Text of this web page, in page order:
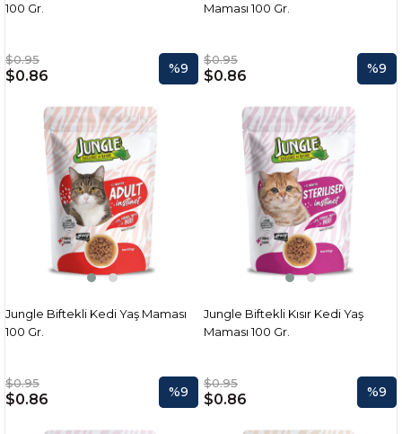
100 Gr.
$0.95
$0.86 %9
Maması 100 Gr.
$0.95
$0.86 %9
Jungle Biftekli Kedi Yaş Maması
100 Gr.
$0.95
$0.86 %9
Jungle Biftekli Kısır Kedi Yaş
Maması 100 Gr.
$0.95
$0.86 %9